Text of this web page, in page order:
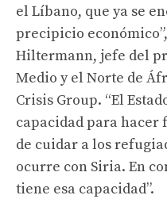
el Líbano, que ya se
precipicio
Hiltermann, jefe del
Medio y el Norte de
Crisis Group. “El
capacidad para hacer
de cuidar a los
ocurre con Siria. En
tiene esa capacidad”.